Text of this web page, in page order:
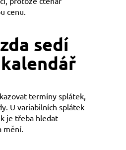
cenu.
sedí
termíny splátek,
U variabilních splátek
je třeba hledat
mění.